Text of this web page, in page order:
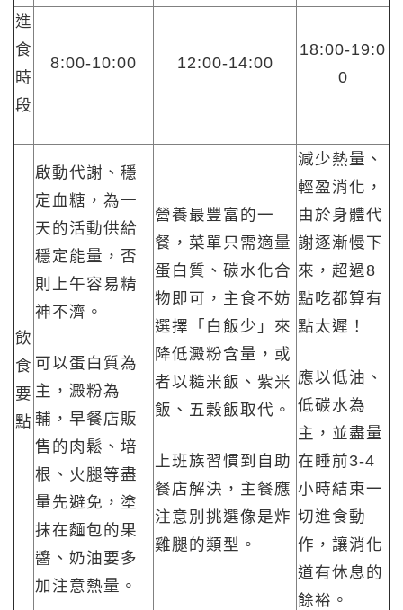
進
食
時
段
8:00-10:00 12:00-14:00
18:00-19:0
0
飲
食
要
點
啟動代謝、穩
定血糖，為一
天的活動供給
穩定能量，否
則上午容易精
神不濟。
可以蛋白質為
主，澱粉為
輔，早餐店販
售的肉鬆、培
根、火腿等盡
量先避免，塗
抹在麵包的果
醬、奶油要多
加注意熱量。
營養最豐富的一
餐，菜單只需適量
蛋白質、碳水化合
物即可，主食不妨
選擇「白飯少」來
降低澱粉含量，或
者以糙米飯、紫米
飯、五穀飯取代。
上班族習慣到自助
餐店解決，主餐應
注意別挑選像是炸
雞腿的類型。
減少熱量、
輕盈消化，
由於身體代
謝逐漸慢下
來，超過8
點吃都算有
點太遲！
應以低油、
低碳水為
主，並盡量
在睡前3-4
小時結束一
切進食動
作，讓消化
道有休息的
餘裕。